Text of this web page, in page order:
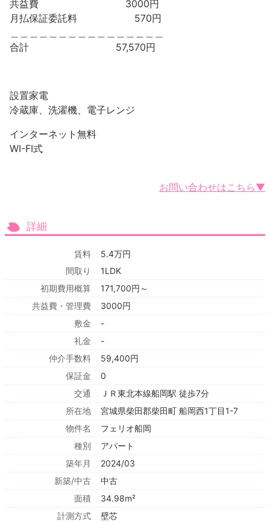
共益費 3000円
月払保証委託料 570円
合計 57,570円
設置家電
冷蔵庫、洗濯機、電子レンジ
インターネット無料
WI-FI式
お問い合わせはこちら▼
詳細
賃料
5.4万円
間取り
1LDK
初期費用概算
171,700円～
共益費・管理費
3000円
敷金
-
礼金
-
仲介手数料
59,400円
保証金
0
交通
ＪＲ東北本線船岡駅 徒歩7分
所在地
宮城県柴田郡柴田町 船岡西1丁目1-7
物件名
フェリオ船岡
種別
アパート
築年月
2024/03
新築/中古
中古
面積
34.98m²
計測方式
壁芯